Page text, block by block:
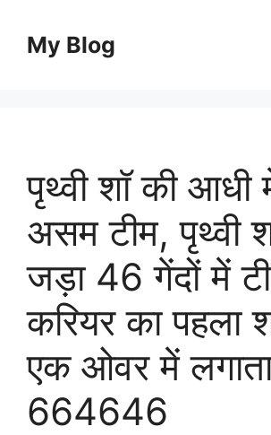
contentMy Blog
पृथ्वी शॉ की आधी
असम टीम, पृथ्वी
जड़ा 46 गेंदों में
करियर का पहला
एक ओवर में
664646